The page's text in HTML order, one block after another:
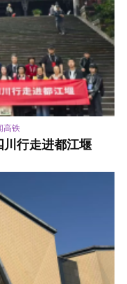
高铁
行走进都江堰